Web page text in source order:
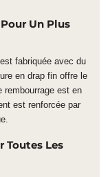
Un Plus
est fabriquée avec du
en drap fin offre le
rembourrage est en
est renforcée par
Toutes Les